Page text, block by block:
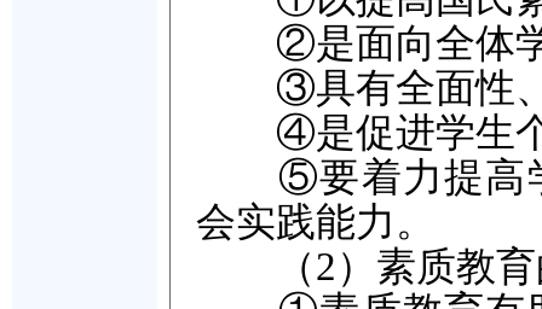
②是面向全体学
③具有全面性、
④是促进学生个
⑤要着力提高学
会实践能力。
（2）素质教育